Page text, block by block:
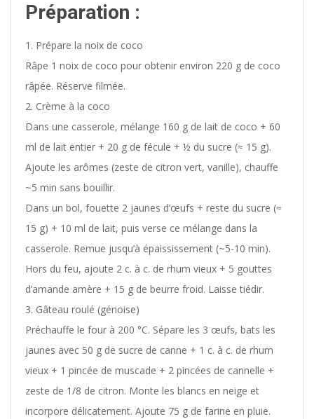
Préparation :
Prépare la noix de coco
Râpe 1 noix de coco pour obtenir environ 220 g de coco
râpée. Réserve filmée.
Crème à la coco
Dans une casserole, mélange 160 g de lait de coco + 60
ml de lait entier + 20 g de fécule + ½ du sucre (≈ 15 g).
Ajoute les arômes (zeste de citron vert, vanille), chauffe
~5 min sans bouillir.
Dans un bol, fouette 2 jaunes d’œufs + reste du sucre (≈
15 g) + 10 ml de lait, puis verse ce mélange dans la
casserole. Remue jusqu’à épaississement (~5-10 min).
Hors du feu, ajoute 2 c. à c. de rhum vieux + 5 gouttes
d’amande amère + 15 g de beurre froid. Laisse tiédir.
Gâteau roulé (génoise)
Préchauffe le four à 200 °C. Sépare les 3 œufs, bats les
jaunes avec 50 g de sucre de canne + 1 c. à c. de rhum
vieux + 1 pincée de muscade + 2 pincées de cannelle +
zeste de 1/8 de citron. Monte les blancs en neige et
incorpore délicatement. Ajoute 75 g de farine en pluie.